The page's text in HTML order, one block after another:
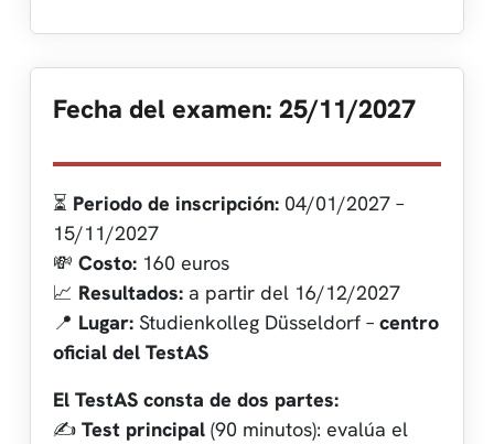
Fecha del examen: 25/11/2027
⏳ Periodo de inscripción: 04/01/2027 –
15/11/2027
💸 Costo: 160 euros
📈 Resultados: a partir del 16/12/2027
📍 Lugar: Studienkolleg Düsseldorf – centro
oficial del TestAS
El TestAS consta de dos partes:
✍️ Test principal (90 minutos): evalúa el